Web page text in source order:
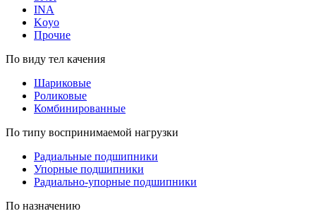
INA
Koyo
Прочие
По виду тел качения
Шариковые
Роликовые
Комбинированные
По типу воспринимаемой нагрузки
Радиальные подшипники
Упорные подшипники
Радиально-упорные подшипники
По назначению